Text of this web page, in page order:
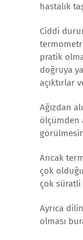
hastalık
Ciddi
pratik
doğruya
açıktırlar
Ağızdan
ölçümden
Ancak
çok
çok süratli
Ayrıca
olması